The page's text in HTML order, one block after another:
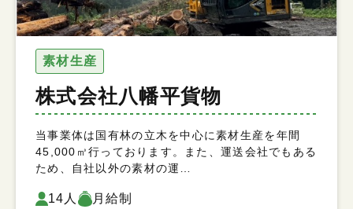
素材生産
株式会社八幡平貨物
当事業体は国有林の立木を中心に素材生産を年間
45,000㎥行っております。また、運送会社でもある
ため、自社以外の素材の運…
14人 月給制